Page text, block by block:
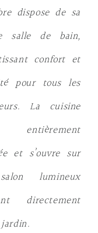
dispose de sa
salle de bain,
confort et
pour tous les
La cuisine
et s’ouvre sur
lumineux
directement